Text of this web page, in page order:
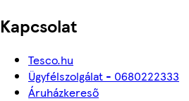
Kapcsolat
Tesco.hu
Ügyfélszolgálat - 0680222333
Áruházkereső